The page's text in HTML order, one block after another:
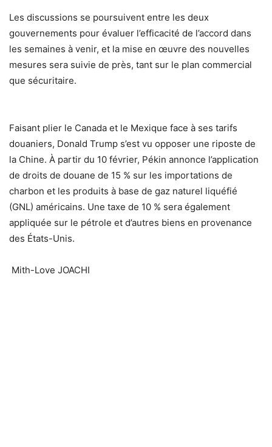
Les discussions se poursuivent entre les deux
gouvernements pour évaluer l’efficacité de l’accord dans
les semaines à venir, et la mise en œuvre des nouvelles
mesures sera suivie de près, tant sur le plan commercial
que sécuritaire.
Faisant plier le Canada et le Mexique face à ses tarifs
douaniers, Donald Trump s’est vu opposer une riposte de
la Chine. À partir du 10 février, Pékin annonce l’application
de droits de douane de 15 % sur les importations de
charbon et les produits à base de gaz naturel liquéfié
(GNL) américains. Une taxe de 10 % sera également
appliquée sur le pétrole et d’autres biens en provenance
des États-Unis.
Mith-Love JOACHI